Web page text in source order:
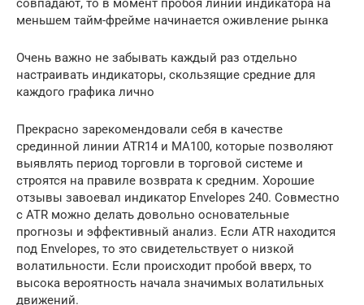
совпадают, то в момент пробоя линии индикатора на
меньшем тайм-фрейме начинается оживление рынка
Очень важно не забывать каждый раз отдельно
настраивать индикаторы, скользящие средние для
каждого графика лично
Прекрасно зарекомендовали себя в качестве
срединной линии ATR14 и МА100, которые позволяют
выявлять период торговли в торговой системе и
строятся на правиле возврата к средним. Хорошие
отзывы завоевал индикатор Envelopes 240. Совместно
с ATR можно делать довольно основательные
прогнозы и эффективный анализ. Если ATR находится
под Envelopes, то это свидетельствует о низкой
волатильности. Если происходит пробой вверх, то
высока вероятность начала значимых волатильных
движений.